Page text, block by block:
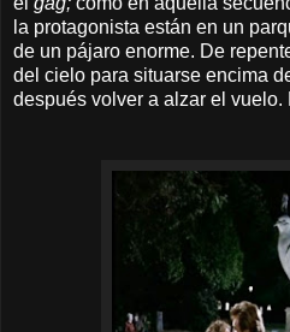
la protagonista están en un
de un pájaro enorme. De
del cielo para situarse encima
después volver a alzar el vuelo.